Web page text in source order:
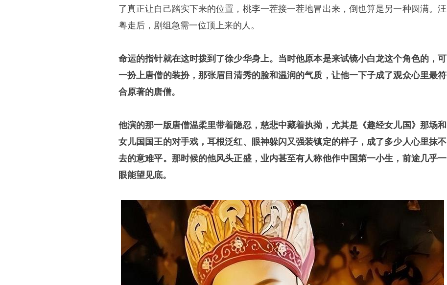
了真正让自己踏实下来的位置，桃李一茬接一茬地冒出来，倒也算是另一种圆满。汪
粤走后，剧组急需一位顶上来的人。
命运的指针就在这时拨到了徐少华身上。当时他原本是来试镜小白龙这个角色的，可
一扮上唐僧的装扮，那张眉目清秀的脸和温润的气质，让他一下子成了观众心里最符
合原著的唐僧。
他演的那一版唐僧温柔里带着隐忍，慈悲中藏着执拗，尤其是《趣经女儿国》那场和
女儿国国王的对手戏，耳根泛红、眼神躲闪又强装镇定的样子，成了多少人心里抹不
去的意难平。那时候的他风头正盛，业内甚至有人称他作中国第一小生，前途几乎一
眼能望见底。